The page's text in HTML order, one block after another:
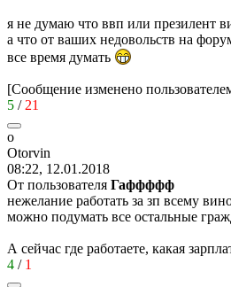
я не думаю что ввп или презилент
а что от ваших недовольств на
все время думать
[Сообщение изменено
5 / 21
o
Otorvin
08:22, 12.01.2018
От пользователя Гаффффф
нежелание работать за зп всему
можно подумать все остальные
А сейчас где работаете, какая
4 / 1